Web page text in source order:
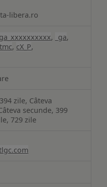
libera.ro
_ga_xxxxxxxxxx, _ga,
, cX_P,
394 zile, Câteva
secunde, 399
729 zile